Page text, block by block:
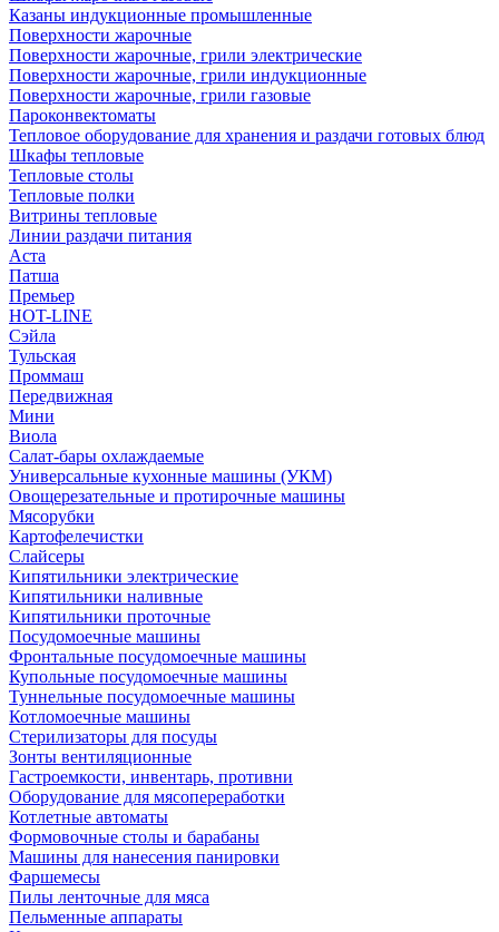
Казаны индукционные промышленные
Поверхности жарочные
Поверхности жарочные, грили электрические
Поверхности жарочные, грили индукционные
Поверхности жарочные, грили газовые
Пароконвектоматы
Тепловое оборудование для хранения и раздачи готовых блюд
Шкафы тепловые
Тепловые столы
Тепловые полки
Витрины тепловые
Линии раздачи питания
Аста
Патша
Премьер
HOT-LINE
Сэйла
Тульская
Проммаш
Передвижная
Мини
Виола
Салат-бары охлаждаемые
Универсальные кухонные машины (УКМ)
Овощерезательные и протирочные машины
Мясорубки
Картофелечистки
Слайсеры
Кипятильники электрические
Кипятильники наливные
Кипятильники проточные
Посудомоечные машины
Фронтальные посудомоечные машины
Купольные посудомоечные машины
Туннельные посудомоечные машины
Котломоечные машины
Стерилизаторы для посуды
Зонты вентиляционные
Гастроемкости, инвентарь, противни
Оборудование для мясопереработки
Котлетные автоматы
Формовочные столы и барабаны
Машины для нанесения панировки
Фаршемесы
Пилы ленточные для мяса
Пельменные аппараты